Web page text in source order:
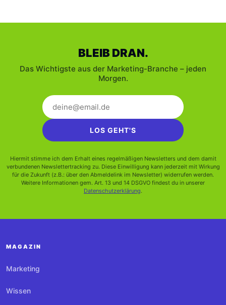
BLEIB DRAN.
Das Wichtigste aus der Marketing-Branche – jeden
Morgen.
LOS GEHT'S
Hiermit stimme ich dem Erhalt eines regelmäßigen Newsletters und dem damit
verbundenen Newslettertracking zu. Diese Einwilligung kann jederzeit mit Wirkung
für die Zukunft (z.B.: über den Abmeldelink im Newsletter) widerrufen werden.
Weitere Informationen gem. Art. 13 und 14 DSGVO findest du in unserer
Datenschutzerklärung.
MAGAZIN
Marketing
Wissen